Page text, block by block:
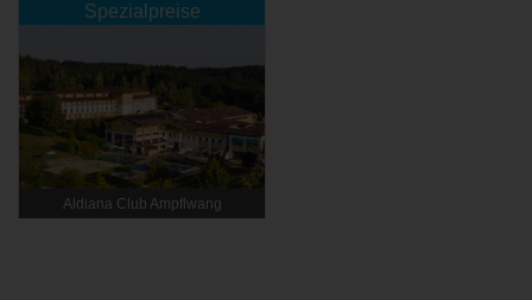
Spezialpreise
Aldiana Club Ampflwang